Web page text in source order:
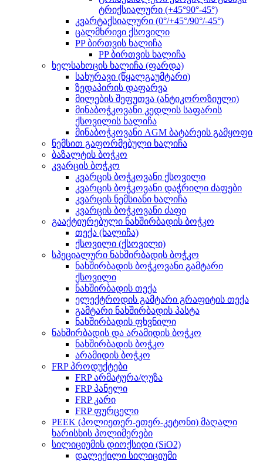
ტრიქსიალური (+45°90°-45°)
კვარტაქსიალური (0°/+45°/90°/-45°)
ცალმხრივი ქსოვილი
PP ბირთვის ხალიჩა
PP ბირთვის ხალიჩა
ხელსახოცის ხალიჩა (ფარდა)
სახურავი (წყალგაუმტარი)
ზედაპირის დაფარვა
მილების შეფუთვა (ანტიკოროზიული)
მინაბოჭკოვანი კედლის საფარის
ქსოვილის ხალიჩა
მინაბოჭკოვანი AGM ბატარეის გამყოფი
ნემსით გაფორმებული ხალიჩა
ბაზალტის ბოჭკო
კვარცის ბოჭკო
კვარცის ბოჭკოვანი ქსოვილი
კვარცის ბოჭკოვანი დაჭრილი ძაფები
კვარცის ნემსიანი ხალიჩა
კვარცის ბოჭკოვანი ძაფი
გააქტიურებული ნახშირბადის ბოჭკო
თექა (ხალიჩა)
ქსოვილი (ქსოვილი)
სპეციალური ნახშირბადის ბოჭკო
ნახშირბადის ბოჭკოვანი გამტარი
ქსოვილი
ნახშირბადის თექა
ელექტროდის გამტარი გრაფიტის თექა
გამტარი ნახშირბადის პასტა
ნახშირბადის ფხვნილი
ნახშირბადის და არამიდის ბოჭკო
ნახშირბადის ბოჭკო
არამიდის ბოჭკო
FRP პროდუქტები
FRP არმატურა/ღუზა
FRP პანელი
FRP კარი
FRP ფურცელი
PEEK (პოლიეთერ-ეთერ-კეტონი) მაღალი
ხარისხის პოლიმერები
სილიციუმის დიოქსიდი (SiO2)
დალექილი სილიციუმი